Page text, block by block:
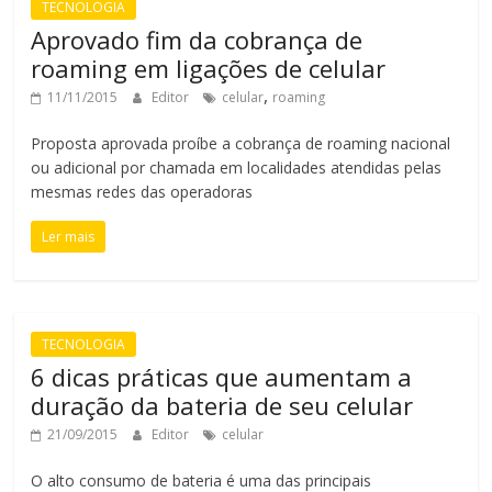
TECNOLOGIA
Aprovado fim da cobrança de
roaming em ligações de celular
11/11/2015 Editor celular, roaming
Proposta aprovada proíbe a cobrança de roaming nacional
ou adicional por chamada em localidades atendidas pelas
mesmas redes das operadoras
Ler mais
TECNOLOGIA
6 dicas práticas que aumentam a
duração da bateria de seu celular
21/09/2015 Editor celular
O alto consumo de bateria é uma das principais